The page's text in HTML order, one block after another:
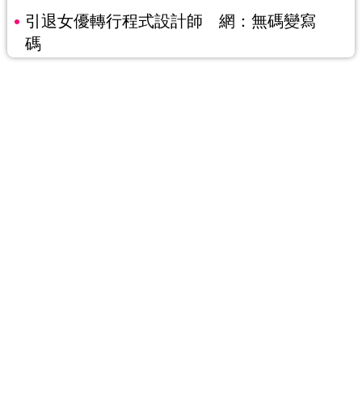
引退女優轉行程式設計師 網：無碼變寫
碼